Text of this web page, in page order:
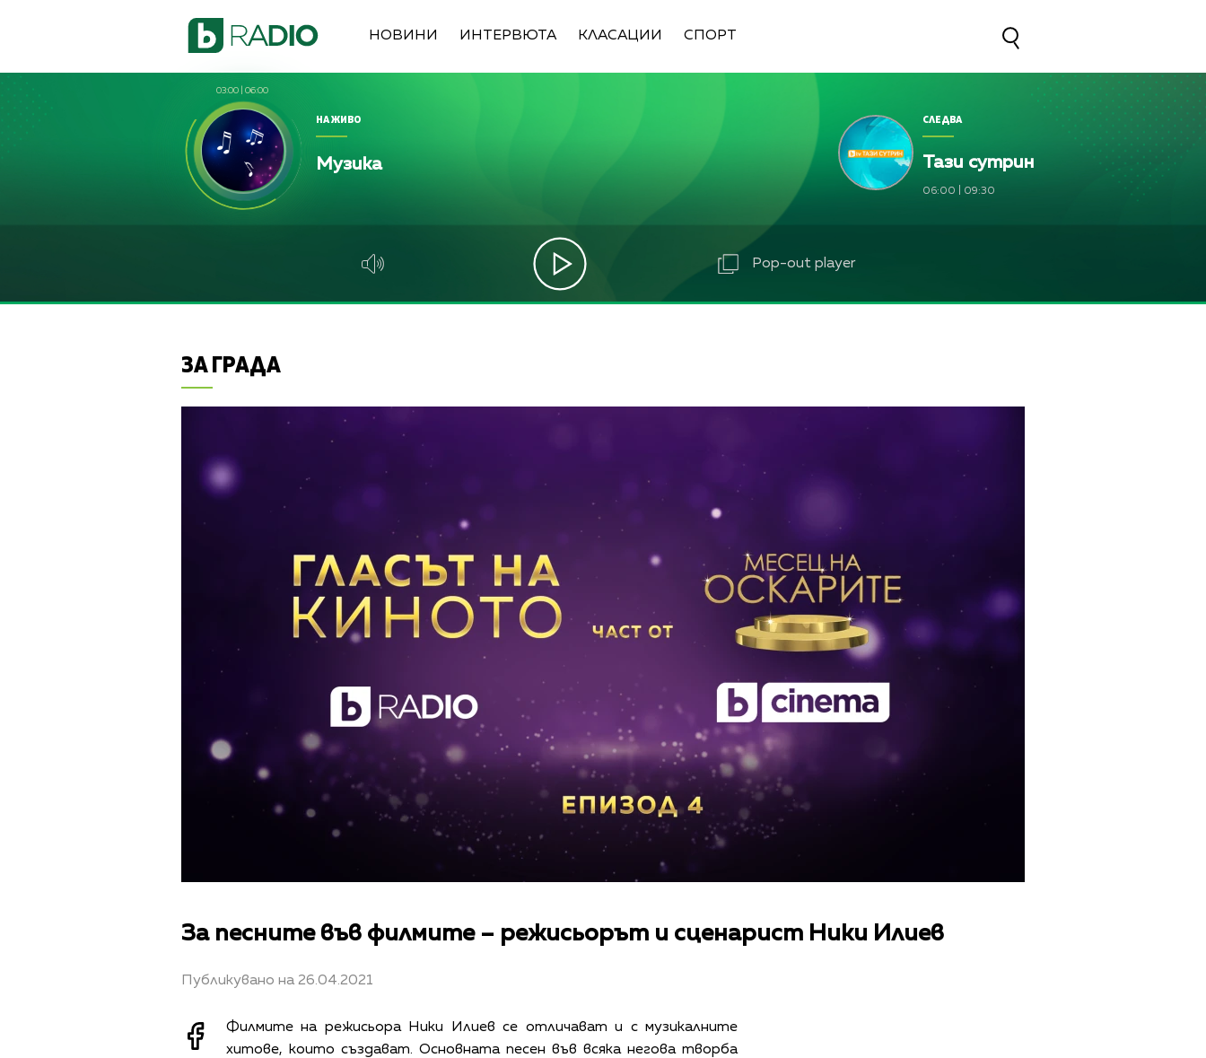
НОВИНИ ИНТЕРВЮТА КЛАСАЦИИ СПОРТ
03:00 06:00
НА ЖИВО
Музика
СЛЕДВА
Тази сутрин
06:00 09:30
Pop-out player
ЗА ГРАДА
За песните във филмите – режисьорът и сценарист Ники Илиев
Публикувано на 26.04.2021
Филмите на режисьора Ники Илиев се отличават и с музикалните
хитове, които създават. Основната песен във всяка негова творба